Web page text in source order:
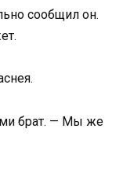
сообщил он.
брат. — Мы же